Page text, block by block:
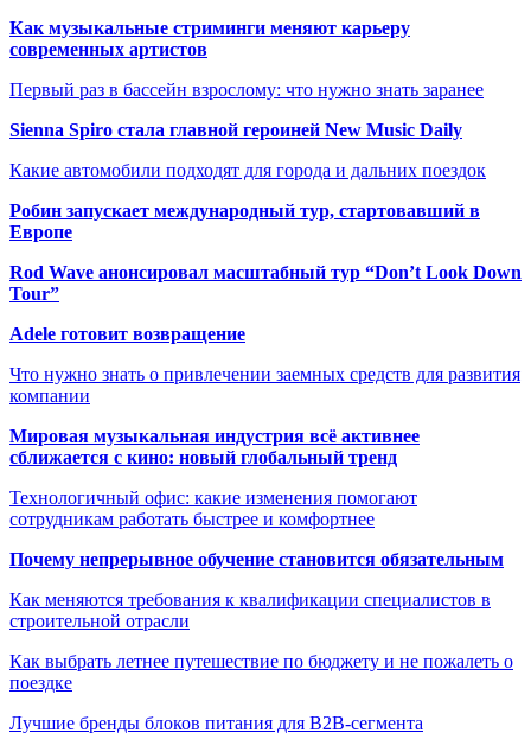
Как музыкальные стриминги меняют карьеру
современных артистов
Первый раз в бассейн взрослому: что нужно знать заранее
Sienna Spiro стала главной героиней New Music Daily
Какие автомобили подходят для города и дальних поездок
Робин запускает международный тур, стартовавший в
Европе
Rod Wave анонсировал масштабный тур “Don’t Look Down
Tour”
Adele готовит возвращение
Что нужно знать о привлечении заемных средств для развития
компании
Мировая музыкальная индустрия всё активнее
сближается с кино: новый глобальный тренд
Технологичный офис: какие изменения помогают
сотрудникам работать быстрее и комфортнее
Почему непрерывное обучение становится обязательным
Как меняются требования к квалификации специалистов в
строительной отрасли
Как выбрать летнее путешествие по бюджету и не пожалеть о
поездке
Лучшие бренды блоков питания для B2B-сегмента